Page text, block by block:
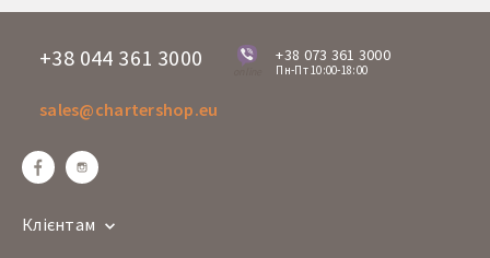
+38 044 361 3000 +38 073 361 3000
Пн-Пт 10:00-18:00
sales@chartershop.eu
Клієнтам